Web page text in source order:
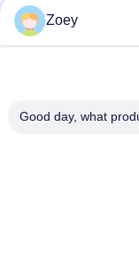
OEM 2345A015
ッチマスターシリン
OEM 13810-PWA-
Zoey
Good day, what